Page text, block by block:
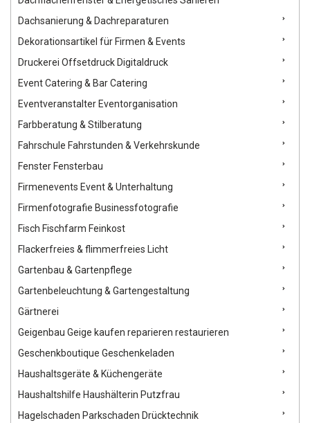
Dachsanierung & Dachreparaturen
Dekorationsartikel für Firmen & Events
Druckerei Offsetdruck Digitaldruck
Event Catering & Bar Catering
Eventveranstalter Eventorganisation
Farbberatung & Stilberatung
Fahrschule Fahrstunden & Verkehrskunde
Fenster Fensterbau
Firmenevents Event & Unterhaltung
Firmenfotografie Businessfotografie
Fisch Fischfarm Feinkost
Flackerfreies & flimmerfreies Licht
Gartenbau & Gartenpflege
Gartenbeleuchtung & Gartengestaltung
Gärtnerei
Geigenbau Geige kaufen reparieren restaurieren
Geschenkboutique Geschenkeladen
Haushaltsgeräte & Küchengeräte
Haushaltshilfe Haushälterin Putzfrau
Hagelschaden Parkschaden Drücktechnik